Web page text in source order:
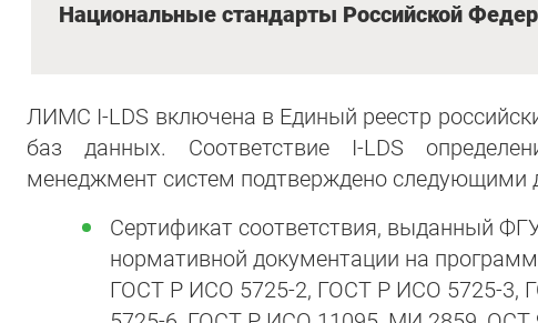
Национальные стандарты Российской
ЛИМС I-LDS включена в Единый реестр
баз данных. Соответствие I-LDS
менеджмент систем подтверждено следующими
Сертификат соответствия, выданный
нормативной документации на
ГОСТ Р ИСО 5725-2, ГОСТ Р ИСО 5725-3,